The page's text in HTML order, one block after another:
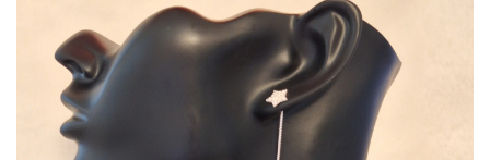
Bijuterii pentru barbati
Lanturi
Bratari
Talismane